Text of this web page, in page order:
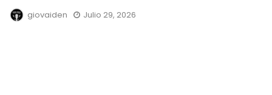
giovaiden Julio 29, 2026